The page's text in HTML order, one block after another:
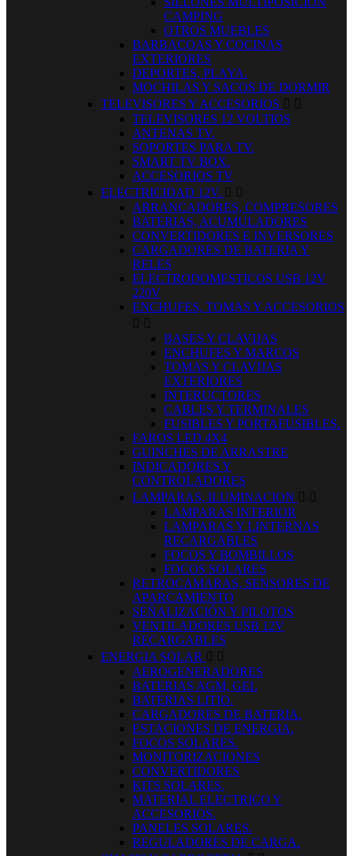
CAMPING
OTROS MUEBLES
BARBACOAS Y COCINAS
EXTERIORES
DEPORTES, PLAYA.
MOCHILAS Y SACOS DE DORMIR
TELEVISORES Y ACCESORIOS  
TELEVISORES 12 VOLTIOS
ANTENAS TV.
SOPORTES PARA TV.
SMART TV BOX.
ACCESORIOS TV
ELECTRICIDAD 12V.  
ARRANCADORES, COMPRESORES
BATERIAS, ACUMULADORES
CONVERTIDORES E INVERSORES
CARGADORES DE BATERIA Y
RELES
ELECTRODOMESTICOS USB 12V
220V
ENCHUFES, TOMAS Y ACCESORIOS
 
BASES Y CLAVIJAS
ENCHUFES Y MARCOS
TOMAS Y CLAVIJAS
EXTERIORES
INTERUCTORES
CABLES Y TERMINALES
FUSIBLES Y PORTAFUSIBLES.
FAROS LED 4X4
GUINCHES DE ARRASTRE
INDICADORES Y
CONTROLADORES
LAMPARAS, ILUMINACION  
LAMPARAS INTERIOR
LAMPARAS Y LINTERNAS
RECARGABLES
FOCOS Y BOMBILLOS
FOCOS SOLARES
RETROCAMARAS, SENSORES DE
APARCAMIENTO
SEÑALIZACIÓN Y PILOTOS
VENTILADORES USB 12V
RECARGABLES
ENERGIA SOLAR  
AEROGENERADORES
BATERIAS AGM, GEL
BATERIAS LITIO.
CARGADORES DE BATERIA.
ESTACIONES DE ENERGIA.
FOCOS SOLARES.
MONITORIZACIONES
CONVERTIDORES
KITS SOLARES.
MATERIAL ELECTRICO Y
ACCESORIOS.
PANELES SOLARES.
REGULADORES DE CARGA.